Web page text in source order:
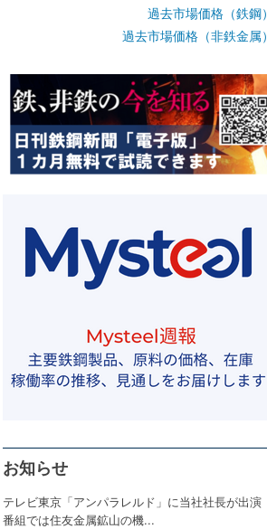
過去市場価格（鉄鋼）
過去市場価格（非鉄金属）
お知らせ
テレビ東京「アンパラレルド」に当社社長が出演
番組では住友金属鉱山の機...